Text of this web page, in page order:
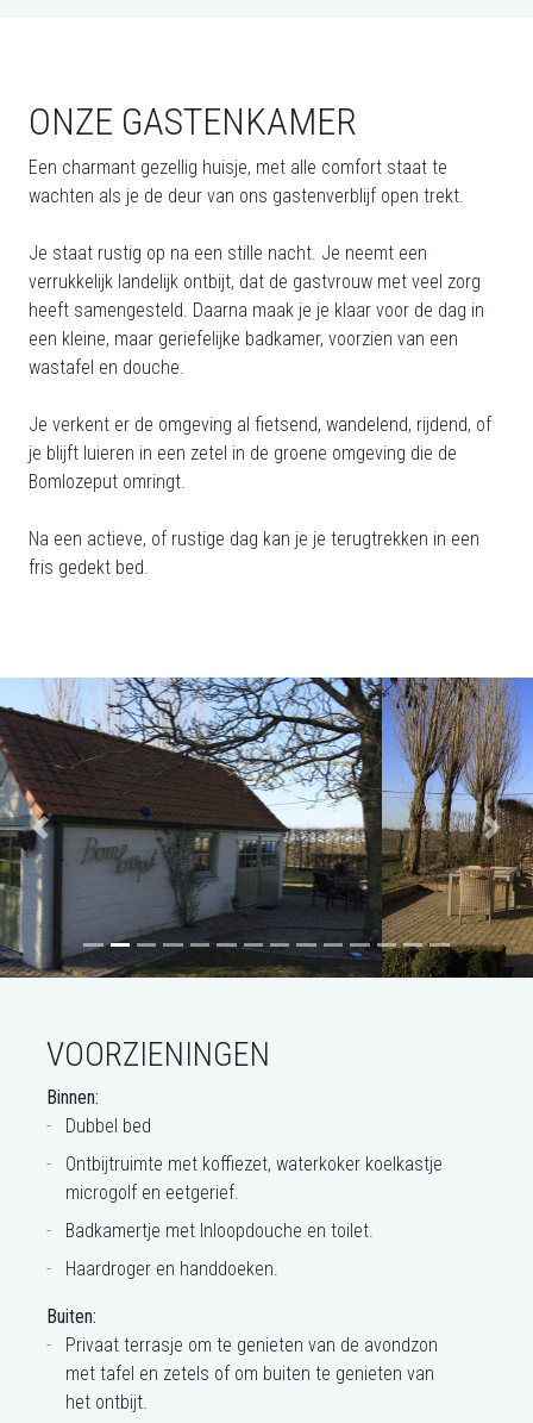
ONZE GASTENKAMER
Een charmant gezellig huisje, met alle comfort staat te
wachten als je de deur van ons gastenverblijf open trekt.
Je staat rustig op na een stille nacht. Je neemt een
verrukkelijk landelijk ontbijt, dat de gastvrouw met veel zorg
heeft samengesteld. Daarna maak je je klaar voor de dag in
een kleine, maar geriefelijke badkamer, voorzien van een
wastafel en douche.
Je verkent er de omgeving al fietsend, wandelend, rijdend, of
je blijft luieren in een zetel in de groene omgeving die de
Bomlozeput omringt.
Na een actieve, of rustige dag kan je je terugtrekken in een
fris gedekt bed.
Previous Next
VOORZIENINGEN
Binnen:
Dubbel bed
Ontbijtruimte met koffiezet, waterkoker koelkastje
microgolf en eetgerief.
Badkamertje met Inloopdouche en toilet.
Haardroger en handdoeken.
Buiten:
Privaat terrasje om te genieten van de avondzon
met tafel en zetels of om buiten te genieten van
het ontbijt.